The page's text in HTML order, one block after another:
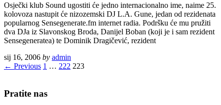
Osječki klub Sound ugostiti će jedno internacionalno ime, naime 25.
kolovoza nastupit će nizozemski DJ L.A. Gune, jedan od rezidenata
popularnog Sensegenerate.fm internet radia. Podršku će mu pružiti
dva DJa iz Slavonskog Broda, Danijel Boban (koji je i sam rezident
Sensegeneratea) te Dominik Dragičević, rezident
sij 16, 2006 by admin
← Previous 1 … 222 223
Pratite nas